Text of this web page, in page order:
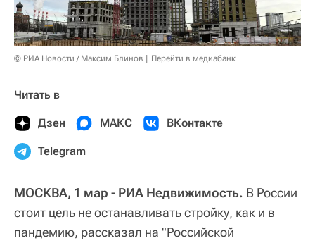
© РИА Новости / Максим Блинов Перейти в медиабанк
Читать в
Дзен МАКС ВКонтакте
Telegram
МОСКВА, 1 мар - РИА Недвижимость. В России
стоит цель не останавливать стройку, как и в
пандемию, рассказал на "Российской